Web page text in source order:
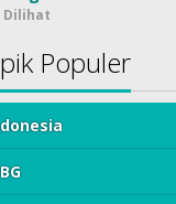
Dilihat
Populer